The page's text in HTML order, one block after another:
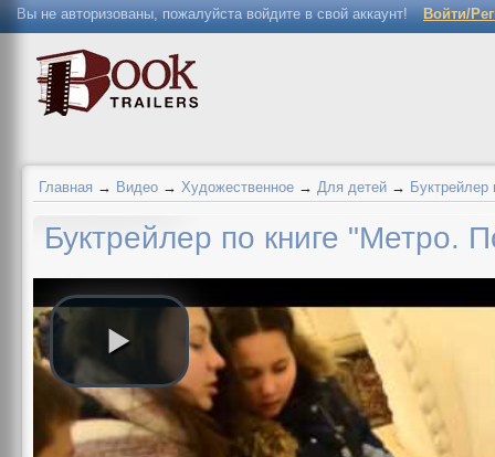
Вы не авторизованы, пожалуйста войдите в свой аккаунт! Войти/
Главная → Видео → Художественное → Для детей →
Буктрейлер по книге "Метро.